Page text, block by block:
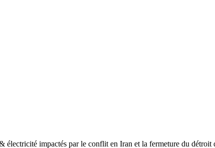
électricité impactés par le conflit en Iran et la fermeture du détroit